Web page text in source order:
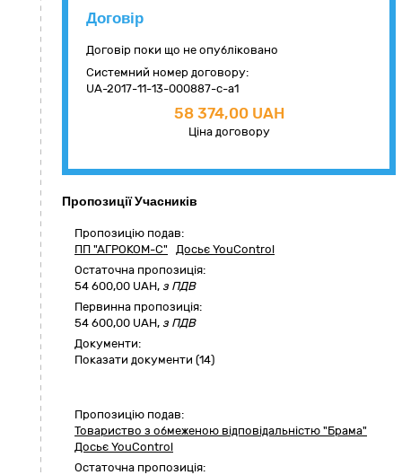
Договір
Договір поки що не опубліковано
Системний номер договору:
UA-2017-11-13-000887-c-a1
58 374,00 UAH
Ціна договору
Пропозиції Учасників
Пропозицію подав:
ПП "АГРОКОМ-С" Досьє YouControl
Остаточна пропозиція:
54 600,00 UAH, з ПДВ
Первинна пропозиція:
54 600,00 UAH, з ПДВ
Документи:
Показати документи (14)
Пропозицію подав:
Товариство з обмеженою відповідальністю "Брама"
Досьє YouControl
Остаточна пропозиція: